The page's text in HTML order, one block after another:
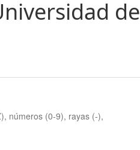
de
números (0-9), rayas (-),